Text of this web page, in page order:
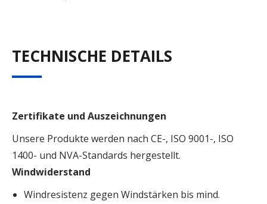
TECHNISCHE DETAILS
Zertifikate und Auszeichnungen
Unsere Produkte werden nach CE-, ISO 9001-, ISO
1400- und NVA-Standards hergestellt.
Windwiderstand
Windresistenz gegen Windstärken bis mind.